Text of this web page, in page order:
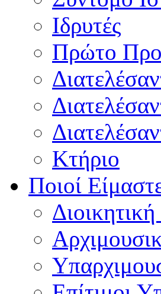
Ιδρυτές
Πρώτο
Κτήριο
Ποιοί